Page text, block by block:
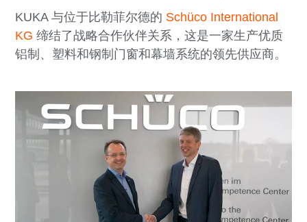
KUKA 与位于比勒菲尔德的 Schüco International
KG 缔结了战略合作伙伴关系，这是一家生产优质
铝制、塑料和钢制门窗和幕墙系统的领先供应商。